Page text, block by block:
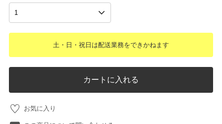
土・日・祝日は配送業務をできかねます
カートに入れる
お気に入り